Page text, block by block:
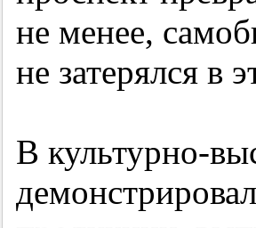
не менее,
не затерялся в
В культурно-